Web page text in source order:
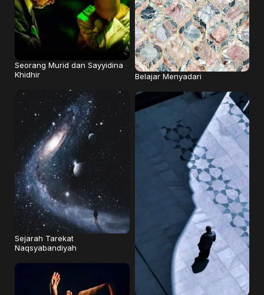
Seorang Murid dan Sayyidina
Khidhir
Belajar Menyadari
Sejarah Tarekat
Naqsyabandiyah